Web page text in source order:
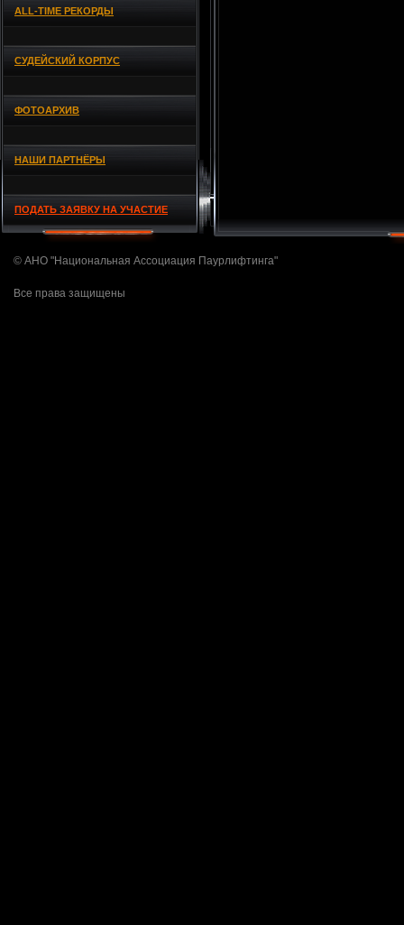
ALL-TIME РЕКОРДЫ
СУДЕЙСКИЙ КОРПУС
ФОТОАРХИВ
НАШИ ПАРТНЁРЫ
ПОДАТЬ ЗАЯВКУ НА УЧАСТИЕ
© АНО "Национальная Ассоциация Паурлифтинга"
Все права защищены